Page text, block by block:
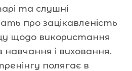
та слушні
про зацікавленість
щодо використання
навчання і виховання.
полягає в